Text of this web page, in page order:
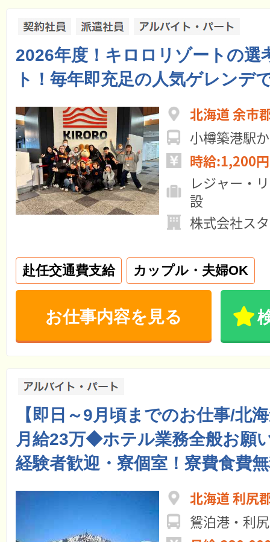
2026年度！キロロリゾートの選
ト！毎年即充足の人気ゲレンデ
北海道 余市
小樽築港駅
時給:1,200
レジャー・
設
株式会社ス
赴任交通費支給 カップル・夫婦OK
お仕事内容を見る
【即日～9月頃までのお仕事/北
月給23万◆ホテル業務全般お願
経験者歓迎・寮個室！寮費食費
北海道 利尻
鴛泊港・利